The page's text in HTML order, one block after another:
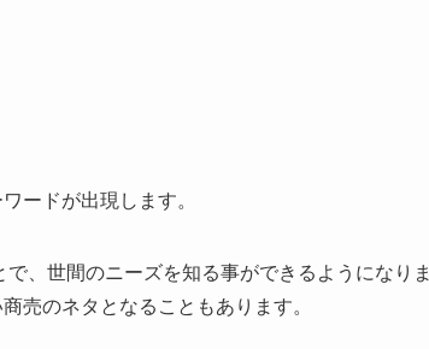
ードが出現します。
、世間のニーズを知る事ができるようになりま
売のネタとなることもあります。